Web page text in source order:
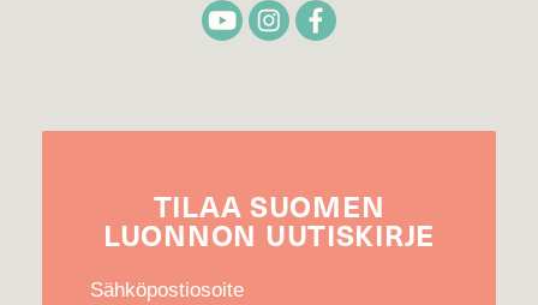
TILAA SUOMEN
LUONNON UUTIS­KIRJE
Sähköpostiosoite